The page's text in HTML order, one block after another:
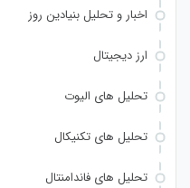
اخبار و تحلیل بنیادین روز
ارز دیجیتال
تحلیل های الیوت
تحلیل های تکنیکال
تحلیل های فاندامنتال